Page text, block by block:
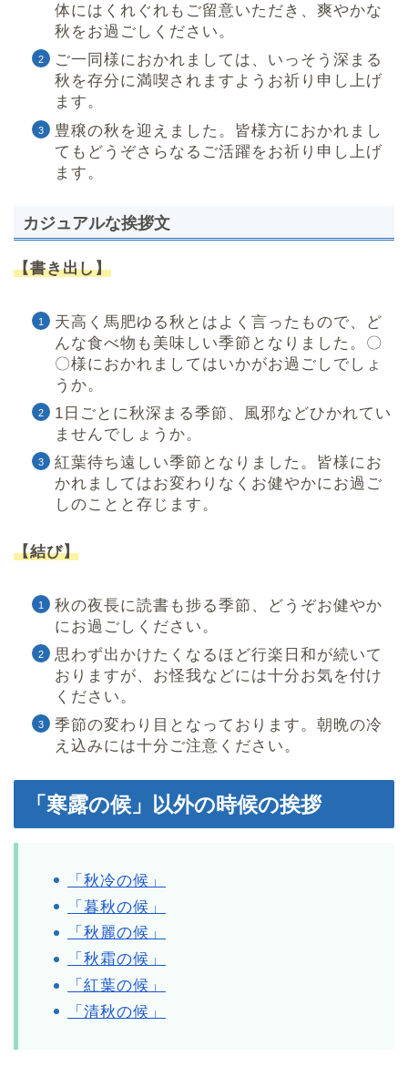
体にはくれぐれもご留意いただき、爽やかな
秋をお過ごしください。
ご一同様におかれましては、いっそう深まる
秋を存分に満喫されますようお祈り申し上げ
ます。
豊穣の秋を迎えました。皆様方におかれまし
てもどうぞさらなるご活躍をお祈り申し上げ
ます。
カジュアルな挨拶文
【書き出し】
天高く馬肥ゆる秋とはよく言ったもので、ど
んな食べ物も美味しい季節となりました。〇
〇様におかれましてはいかがお過ごしでしょ
うか。
1日ごとに秋深まる季節、風邪などひかれてい
ませんでしょうか。
紅葉待ち遠しい季節となりました。皆様にお
かれましてはお変わりなくお健やかにお過ご
しのことと存じます。
【結び】
秋の夜長に読書も捗る季節、どうぞお健やか
にお過ごしください。
思わず出かけたくなるほど行楽日和が続いて
おりますが、お怪我などには十分お気を付け
ください。
季節の変わり目となっております。朝晩の冷
え込みには十分ご注意ください。
「寒露の候」以外の時候の挨拶
「秋冷の候」
「暮秋の候」
「秋麗の候」
「秋霜の候」
「紅葉の候」
「清秋の候」